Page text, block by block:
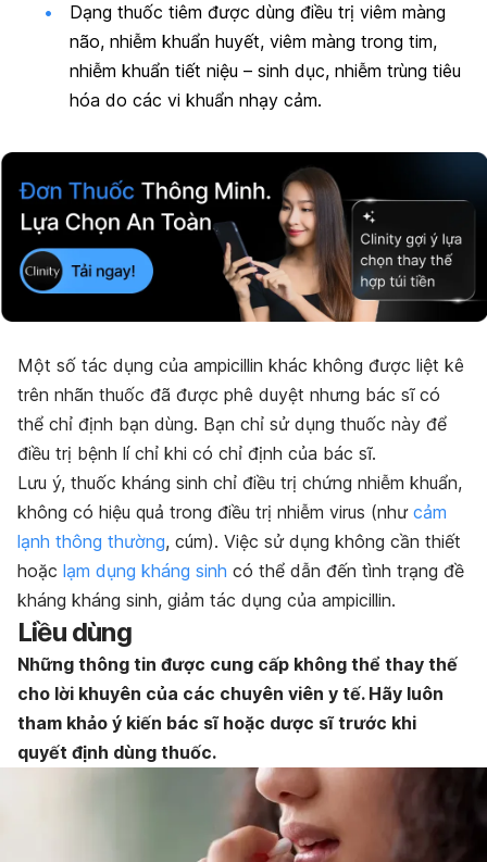
Dạng thuốc tiêm được dùng điều trị viêm màng
não, nhiễm khuẩn huyết, viêm màng trong tim,
nhiễm khuẩn tiết niệu – sinh dục, nhiễm trùng tiêu
hóa do các vi khuẩn nhạy cảm.
Một số tác dụng của ampicillin khác không được liệt kê
trên nhãn thuốc đã được phê duyệt nhưng bác sĩ có
thể chỉ định bạn dùng. Bạn chỉ sử dụng thuốc này để
điều trị bệnh lí chỉ khi có chỉ định của bác sĩ.
Lưu ý, thuốc kháng sinh chỉ điều trị chứng nhiễm khuẩn,
không có hiệu quả trong điều trị nhiễm virus (như cảm
lạnh thông thường, cúm). Việc sử dụng không cần thiết
hoặc lạm dụng kháng sinh có thể dẫn đến tình trạng đề
kháng kháng sinh, giảm tác dụng của ampicillin.
Liều dùng
Những thông tin được cung cấp không thể thay thế
cho lời khuyên của các chuyên viên y tế. Hãy luôn
tham khảo ý kiến bác sĩ hoặc dược sĩ trước khi
quyết định dùng thuốc.